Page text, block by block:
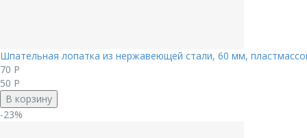
Шпательная лопатка из нержавеющей стали, 60 мм,
70 Р
50 Р
В корзину
-23%